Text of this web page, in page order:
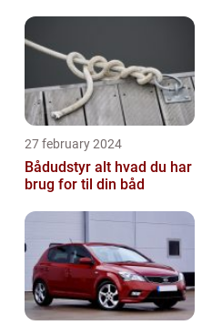
27 february 2024
Bådudstyr alt hvad du har
brug for til din båd